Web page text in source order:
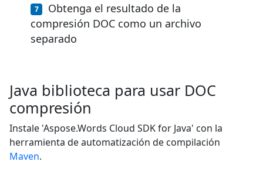
Obtenga el resultado de la
compresión DOC como un archivo
separado
Java biblioteca para usar DOC
compresión
Instale 'Aspose.Words Cloud SDK for Java' con la
herramienta de automatización de compilación
Maven.